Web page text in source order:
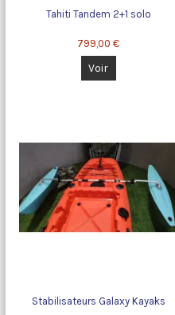
Tahiti Tandem 2+1 solo
799,00 €
Voir
Stabilisateurs Galaxy Kayaks